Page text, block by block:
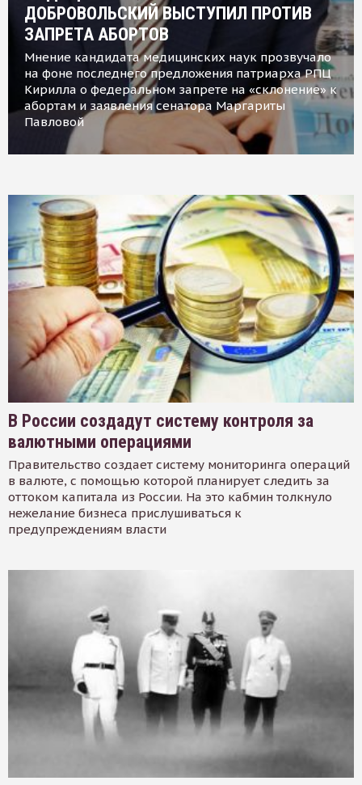
ДОБРОВОЛЬСКИЙ ВЫСТУПИЛ ПРОТИВ
ЗАПРЕТА АБОРТОВ
Мнение кандидата медицинских наук прозвучало
на фоне последнего предложения патриарха РПЦ
Кирилла о федеральном запрете на «склонение» к
абортам и заявления сенатора Маргариты
Павловой
В России создадут систему контроля за
валютными операциями
Правительство создает систему мониторинга операций
в валюте, с помощью которой планирует следить за
оттоком капитала из России. На это кабмин толкнуло
нежелание бизнеса прислушиваться к
предупреждениям власти